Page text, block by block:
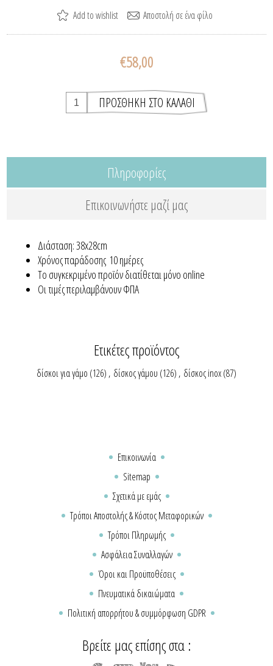
€58,00
Πληροφορίες
Επικοινωνήστε μαζί μας
Διάσταση: 38x28cm
Χρόνος παράδοσης 10 ημέρες
Το συγκεκριμένο προϊόν διατίθεται μόνο online
Οι τιμές περιλαμβάνουν ΦΠΑ
Ετικέτες προϊόντος
δίσκοι για γάμο (126) , δίσκος γάμου (126) , δίσκος inox(87)
Επικοινωνία
Sitemap
Σχετικά με εμάς
Τρόποι Αποστολής & Κόστος Μεταφορικών
Τρόποι Πληρωμής
Ασφάλεια Συναλλαγών
Όροι και Προϋποθέσεις
Πνευματικά δικαιώματα
Πολιτική απορρήτου & συμμόρφωση GDPR
Βρείτε μας επίσης στα :